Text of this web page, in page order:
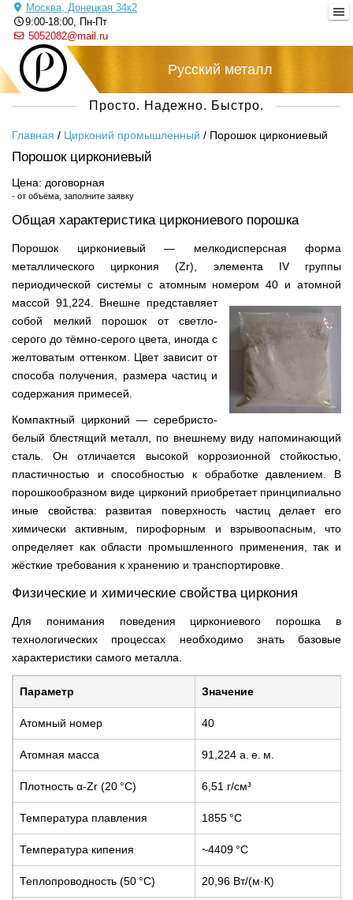
Москва, Донецкая 34к2
9:00-18:00, Пн-Пт
5052082@mail.ru
Русский металл
Просто. Надежно. Быстро.
Главная / Цирконий промышленный / Порошок циркониевый
Порошок циркониевый
Цена: договорная
- от объёма, заполните заявку
Общая характеристика циркониевого порошка
Порошок циркониевый — мелкодисперсная форма
металлического циркония (Zr), элемента IV группы
периодической системы с атомным номером 40 и атомной
массой 91,224. Внешне представляет
собой мелкий порошок от светло-
серого до тёмно-серого цвета, иногда с
желтоватым оттенком. Цвет зависит от
способа получения, размера частиц и
содержания примесей.
Компактный цирконий — серебристо-
белый блестящий металл, по внешнему виду напоминающий
сталь. Он отличается высокой коррозионной стойкостью,
пластичностью и способностью к обработке давлением. В
порошкообразном виде цирконий приобретает принципиально
иные свойства: развитая поверхность частиц делает его
химически активным, пирофорным и взрывоопасным, что
определяет как области промышленного применения, так и
жёсткие требования к хранению и транспортировке.
Физические и химические свойства циркония
Для понимания поведения циркониевого порошка в
технологических процессах необходимо знать базовые
характеристики самого металла.
Параметр Значение
Атомный номер 40
Атомная масса 91,224 а. е. м.
Плотность α-Zr (20 °C) 6,51 г/см³
Температура плавления 1855 °C
Температура кипения ~4409 °C
Теплопроводность (50 °C) 20,96 Вт/(м·К)